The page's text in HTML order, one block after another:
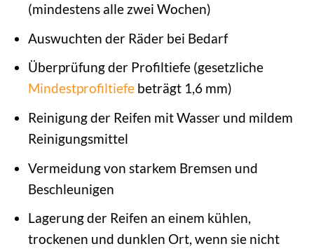
(mindestens alle zwei Wochen)
Auswuchten der Räder bei Bedarf
Überprüfung der Profiltiefe (gesetzliche
Mindestprofiltiefebeträgt 1,6 mm)
Reinigung der Reifen mit Wasser und mildem
Reinigungsmittel
Vermeidung von starkem Bremsen und
Beschleunigen
Lagerung der Reifen an einem kühlen,
trockenen und dunklen Ort, wenn sie nicht